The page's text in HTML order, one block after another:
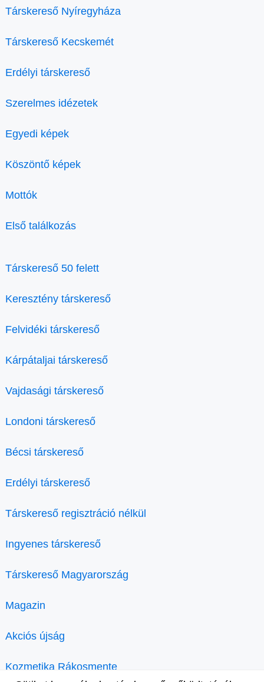
Társkereső Nyíregyháza
Társkereső Kecskemét
Erdélyi társkereső
Szerelmes idézetek
Egyedi képek
Köszöntő képek
Mottók
Első találkozás
Társkereső 50 felett
Keresztény társkereső
Felvidéki társkereső
Kárpátaljai társkereső
Vajdasági társkereső
Londoni társkereső
Bécsi társkereső
Erdélyi társkereső
Társkereső regisztráció nélkül
Ingyenes társkereső
Társkereső Magyarország
Magazin
Akciós újság
Kozmetika Rákosmente